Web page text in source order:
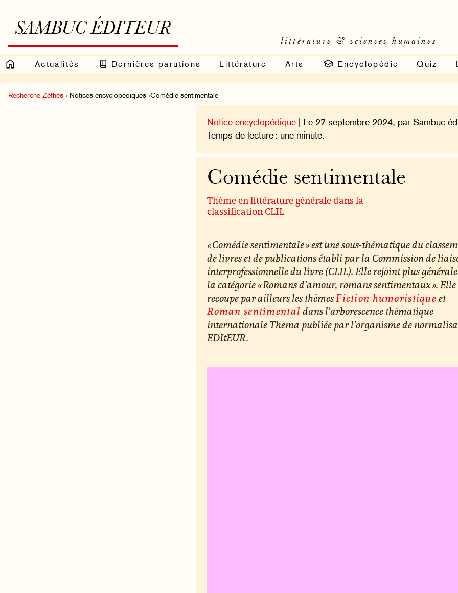
SAMBUC ÉDITEUR
littérature & sciences humaines
Actualités Dernières parutions Littérature Arts Encyclopédie Quiz
Recherche Zéthès › Notices encyclopédiques ›Comédie sentimentale
Notice encyclopédique | Le 27 septembre 2024, par Sambuc
Temps de lecture : une minute.
Comédie sentimentale
Thème en littérature générale dans la
classification CLIL
« Comédie sentimentale » est une sous-thématique du
de livres et de publications établi par la Commission de
interprofessionnelle du livre (CLIL). Elle rejoint plus
la catégorie « Romans d’amour, romans sentimentaux ». Elle
recoupe par ailleurs les thèmesFiction humoristiqueet
Roman sentimental dans l’arborescence thématique
internationale Thema publiée par l’organisme de
EDItEUR.